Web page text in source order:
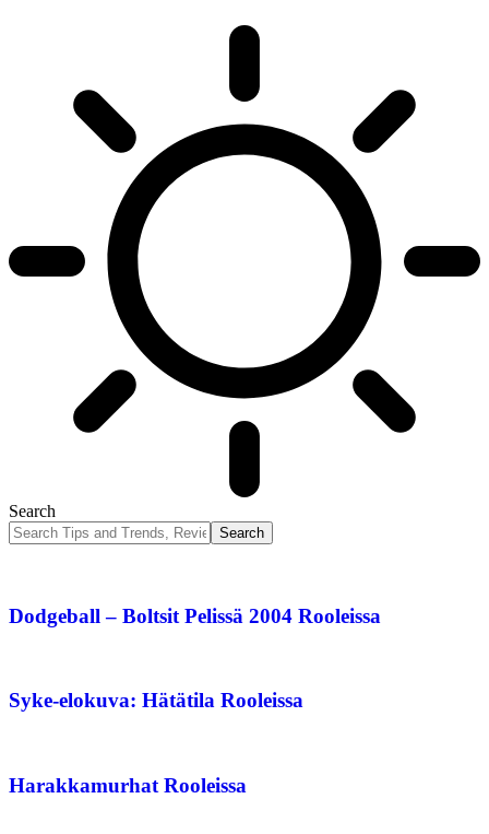
Search
Dodgeball – Boltsit Pelissä 2004 Rooleissa
Syke-elokuva: Hätätila Rooleissa
Harakkamurhat Rooleissa